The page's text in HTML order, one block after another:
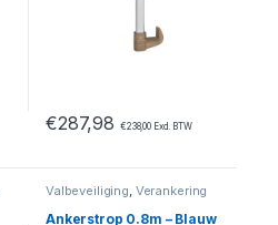
€287,98 €238,00Excl. BTW
Valbeveiliging, Verankering
Ankerstrop 0.8m – Blauw